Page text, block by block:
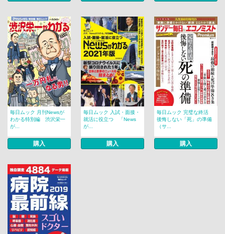
毎日ムック 月刊Newsが
わかる特別編 渋沢栄一
が...
購入
毎日ムック 入試・面接・
就活に役立つ 「News
が...
購入
毎日ムック 完璧な終活
後悔しない「死」の準備
（サ...
購入